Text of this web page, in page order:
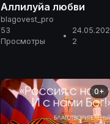
Аллилуйа любви
blagovest_pro
53
Просмотры
•
24.05.202
2
0+